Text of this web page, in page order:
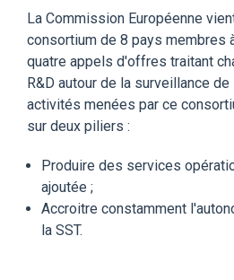
La Commission Européenne
consortium de 8 pays membres
quatre appels d'offres traitant
R&D autour de la surveillance
activités menées par ce
sur deux piliers :
Produire des services
ajoutée ;
Accroitre constamment
la SST.